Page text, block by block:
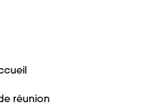
réunion